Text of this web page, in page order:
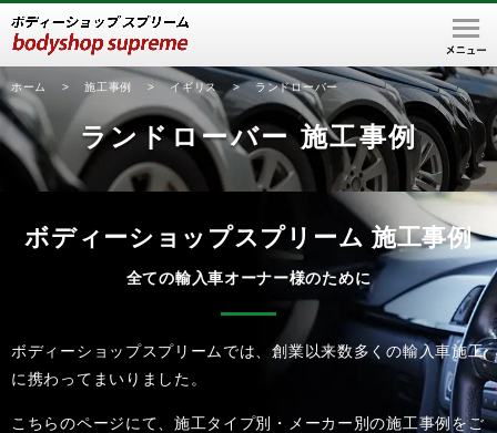
ホーム > 施工事例 > イギリス > ランドローバー
ランドローバー 施工事例
ボディーショップスプリーム 施工事例
全ての輸入車オーナー様のために
ボディーショップスプリームでは、創業以来数多くの輸入車施工
に携わってまいりました。
こちらのページにて、施工タイプ別・メーカー別の施工事例をご